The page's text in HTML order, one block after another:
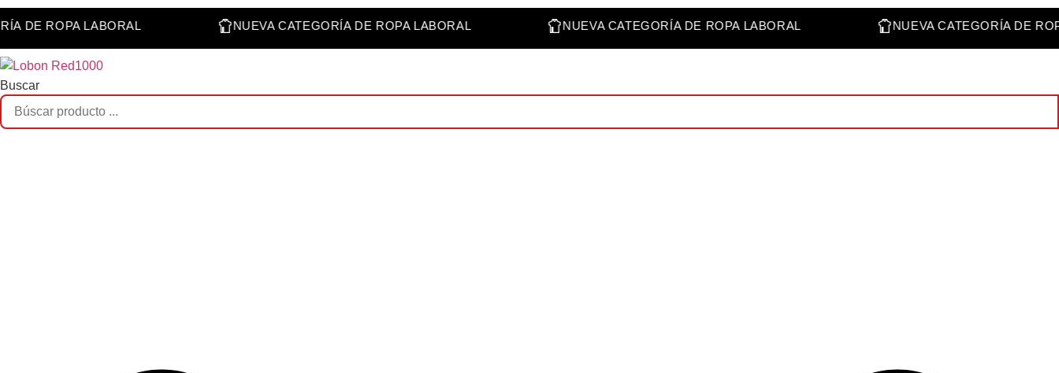
Saltar
al
contenido
DE ROPA LABORAL NUEVA CATEGORÍA DE ROPA LABORAL NUEVA CATEGORÍA DE ROPA LABORAL NUEVA CATEGORÍA DE
Buscar